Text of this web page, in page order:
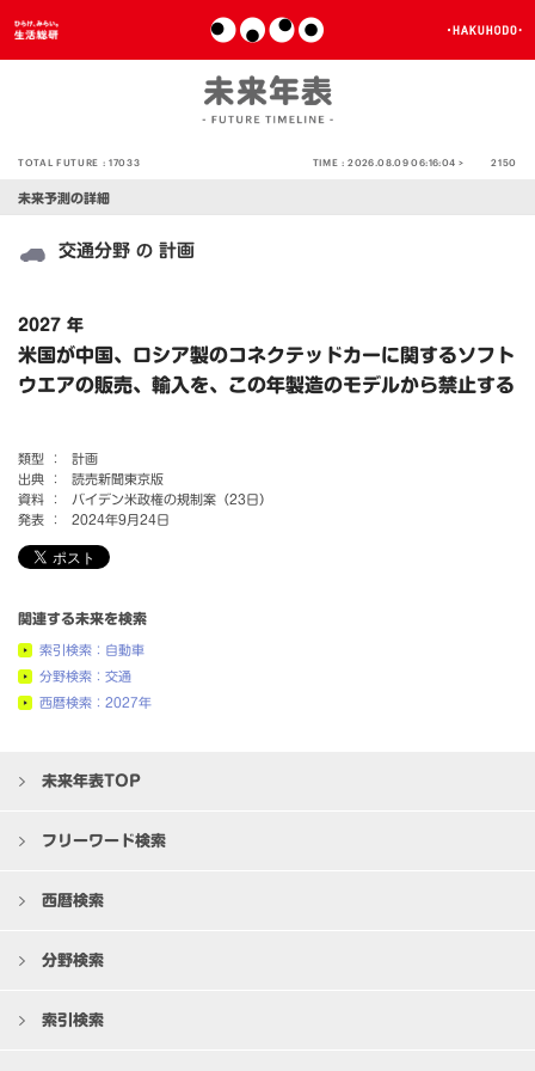
TOTAL FUTURE :17033 TIME :2026.08.09 06:16:04 > 2150
未来予測の詳細
交通分野 の 計画
2027 年
米国が中国、ロシア製のコネクテッドカーに関するソフト
ウエアの販売、輸入を、この年製造のモデルから禁止する
類型 ：
計画
出典 ：
読売新聞東京版
資料 ：
バイデン米政権の規制案（23日）
発表 ：
2024年9月24日
関連する未来を検索
索引検索：自動車
分野検索：交通
西暦検索：2027年
未来年表TOP
フリーワード検索
西暦検索
分野検索
索引検索